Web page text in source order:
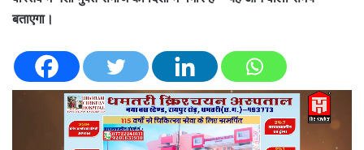
बताएगा।